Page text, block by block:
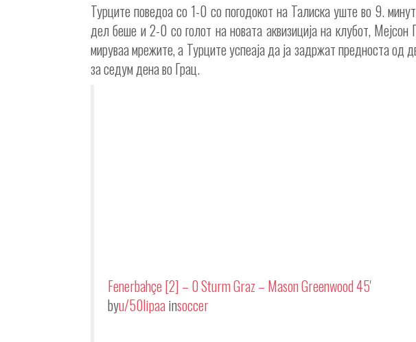
Турците поведоа со 1-0 со погодокот на Талиска уште во 9.
дел беше и 2-0 со голот на новата аквизиција на клубот,
мируваа мрежите, а Турците успеаја да ја задржат предноста од
за седум дена во Грац.
Fenerbahçe [2] – 0 Sturm Graz – Mason Greenwood 45'
byu/50lipaainsoccer